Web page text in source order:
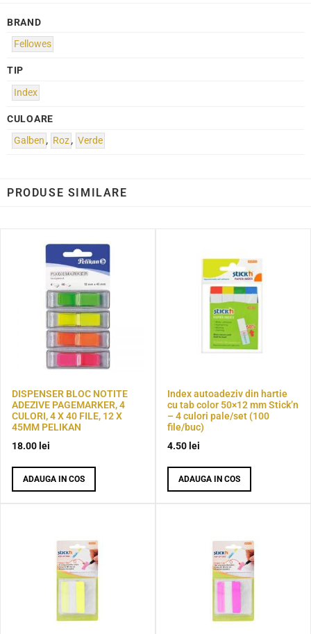
BRAND
Fellowes
TIP
Index
CULOARE
Galben , Roz, Verde
PRODUSE SIMILARE
DISPENSER BLOC NOTITE
ADEZIVE PAGEMARKER, 4
CULORI, 4 X 40 FILE, 12 X
45MM PELIKAN
18.00 lei
ADAUGA IN COS
Index autoadeziv din hartie
cu tab color 50×12 mm Stick’n
– 4 culori pale/set (100
file/buc)
4.50 lei
ADAUGA IN COS